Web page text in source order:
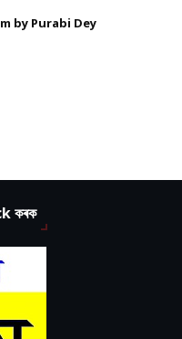
by Purabi Dey
কৰক